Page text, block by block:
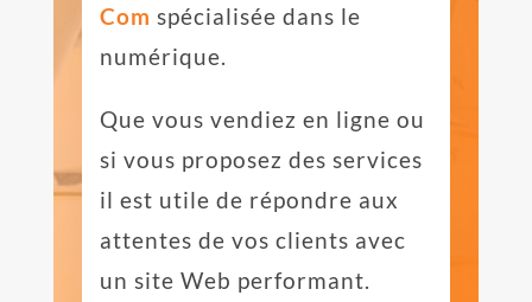
Com spécialisée dans le
numérique.
Que vous vendiez en ligne ou
si vous proposez des services
il est utile de répondre aux
attentes de vos clients avec
un site Web performant.